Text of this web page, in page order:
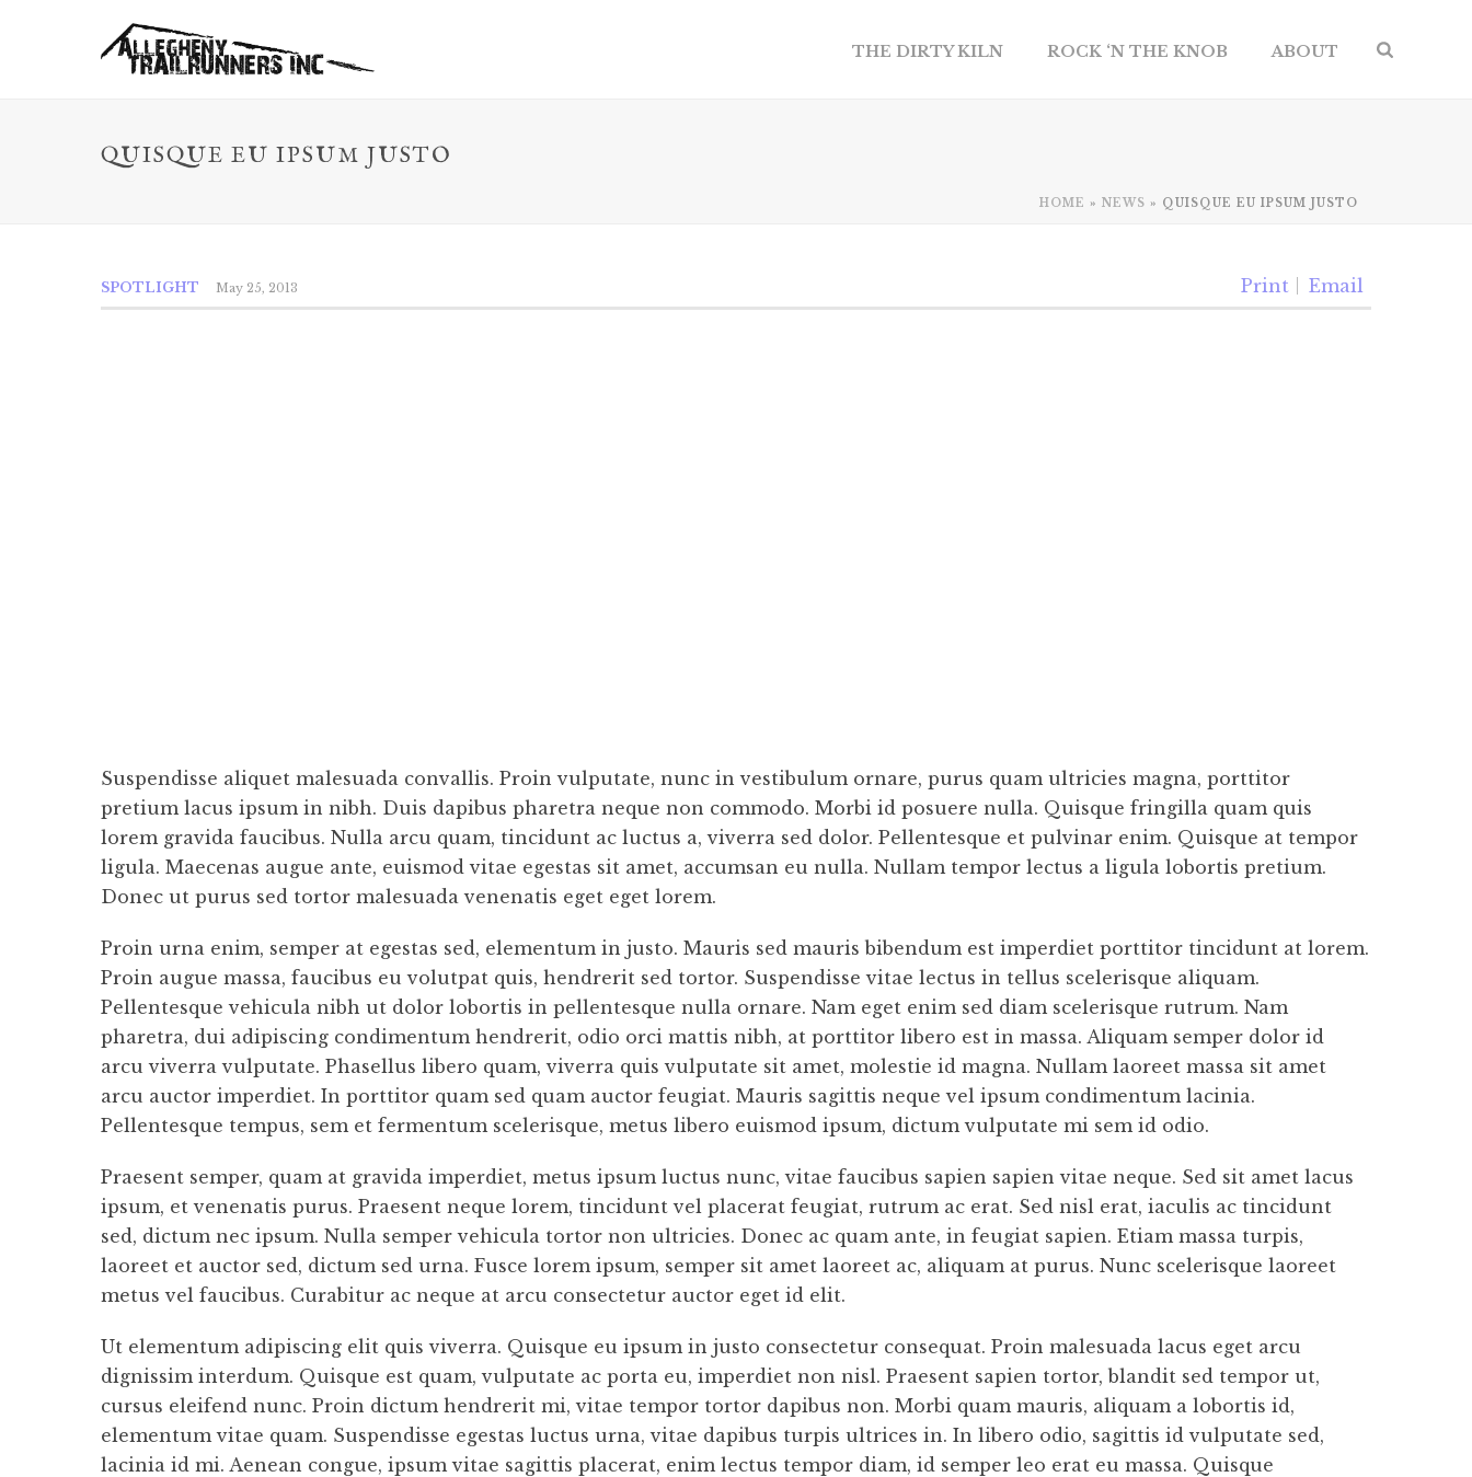
THE DIRTY KILN ROCK ‘N THE KNOB ABOUT
QUISQUE EU IPSUM JUSTO
HOME » NEWS » QUISQUE EU IPSUM JUSTO
Print Email
SPOTLIGHT May 25, 2013
Suspendisse aliquet malesuada convallis. Proin vulputate, nunc in vestibulum ornare, purus quam ultricies magna, porttitor
pretium lacus ipsum in nibh. Duis dapibus pharetra neque non commodo. Morbi id posuere nulla. Quisque fringilla quam quis
lorem gravida faucibus. Nulla arcu quam, tincidunt ac luctus a, viverra sed dolor. Pellentesque et pulvinar enim. Quisque at tempor
ligula. Maecenas augue ante, euismod vitae egestas sit amet, accumsan eu nulla. Nullam tempor lectus a ligula lobortis pretium.
Donec ut purus sed tortor malesuada venenatis eget eget lorem.
Proin urna enim, semper at egestas sed, elementum in justo. Mauris sed mauris bibendum est imperdiet porttitor tincidunt at lorem.
Proin augue massa, faucibus eu volutpat quis, hendrerit sed tortor. Suspendisse vitae lectus in tellus scelerisque aliquam.
Pellentesque vehicula nibh ut dolor lobortis in pellentesque nulla ornare. Nam eget enim sed diam scelerisque rutrum. Nam
pharetra, dui adipiscing condimentum hendrerit, odio orci mattis nibh, at porttitor libero est in massa. Aliquam semper dolor id
arcu viverra vulputate. Phasellus libero quam, viverra quis vulputate sit amet, molestie id magna. Nullam laoreet massa sit amet
arcu auctor imperdiet. In porttitor quam sed quam auctor feugiat. Mauris sagittis neque vel ipsum condimentum lacinia.
Pellentesque tempus, sem et fermentum scelerisque, metus libero euismod ipsum, dictum vulputate mi sem id odio.
Praesent semper, quam at gravida imperdiet, metus ipsum luctus nunc, vitae faucibus sapien sapien vitae neque. Sed sit amet lacus
ipsum, et venenatis purus. Praesent neque lorem, tincidunt vel placerat feugiat, rutrum ac erat. Sed nisl erat, iaculis ac tincidunt
sed, dictum nec ipsum. Nulla semper vehicula tortor non ultricies. Donec ac quam ante, in feugiat sapien. Etiam massa turpis,
laoreet et auctor sed, dictum sed urna. Fusce lorem ipsum, semper sit amet laoreet ac, aliquam at purus. Nunc scelerisque laoreet
metus vel faucibus. Curabitur ac neque at arcu consectetur auctor eget id elit.
Ut elementum adipiscing elit quis viverra. Quisque eu ipsum in justo consectetur consequat. Proin malesuada lacus eget arcu
dignissim interdum. Quisque est quam, vulputate ac porta eu, imperdiet non nisl. Praesent sapien tortor, blandit sed tempor ut,
cursus eleifend nunc. Proin dictum hendrerit mi, vitae tempor tortor dapibus non. Morbi quam mauris, aliquam a lobortis id,
elementum vitae quam. Suspendisse egestas luctus urna, vitae dapibus turpis ultrices in. In libero odio, sagittis id vulputate sed,
lacinia id mi. Aenean congue, ipsum vitae sagittis placerat, enim lectus tempor diam, id semper leo erat eu massa. Quisque